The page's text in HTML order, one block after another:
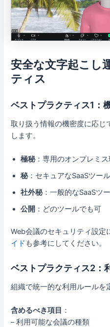
安全な文字起こし
ティス
ベストプラクティス1：
取り扱う情報の機密度に応じ
します。
極秘：専用のオンプレミ
秘：セキュアなSaaSツー
社外秘：一般的なSaaSツ
公開 ：どのツールでも可
Web会議のセキュリティ設定
イド も参考にしてください。
ベストプラクティス2：
組織で統一的な利用ルールを
含めるべき項目 ：
– 利用可能な会議の種類